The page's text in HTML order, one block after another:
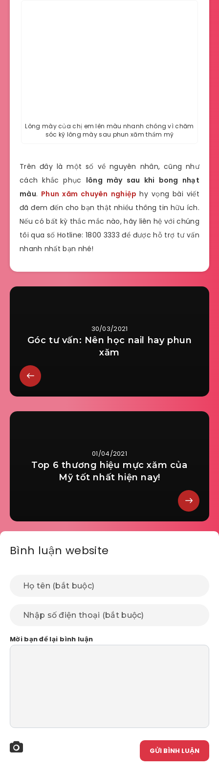
Lông mày của chị em lên màu nhanh chóng vì chăm
sóc kỹ lông mày sau phun xăm thẩm mỹ
Trên đây là một số về nguyên nhân, cũng như
cách khắc phục lông mày sau khi bong nhạt
màu. Phun xăm chuyên nghiệp hy vọng bài viết
đã đem đến cho bạn thật nhiều thông tin hữu ích.
Nếu có bất kỳ thắc mắc nào, hãy liên hệ với chúng
tôi qua số Hotline: 1800 3333 để được hỗ trợ tư vấn
nhanh nhất bạn nhé!
30/03/2021
Góc tư vấn: Nên học nail hay phun
xăm
01/04/2021
Top 6 thương hiệu mực xăm của
Mỹ tốt nhất hiện nay!
Bình luận website
Mời bạn để lại bình luận
GỬI BÌNH LUẬN